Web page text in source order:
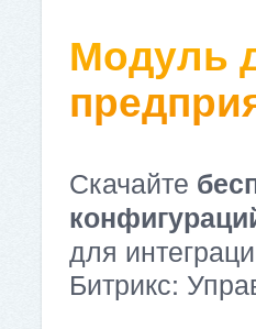
Модуль
Скачайте
для
Битрикс: